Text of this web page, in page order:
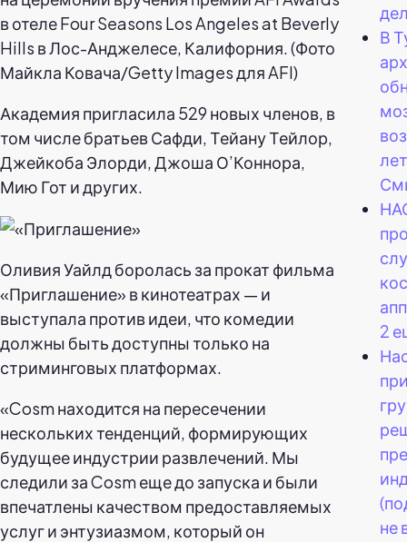
Академия пригласила 529 новых членов, в
том числе братьев Сафди, Тейану Тейлор,
Джейкоба Элорди, Джоша О’Коннора,
Мию Гот и других.
Оливия Уайлд боролась за прокат фильма
«Приглашение» в кинотеатрах — и
выступала против идеи, что комедии
должны быть доступны только на
стриминговых платформах.
«Cosm находится на пересечении
нескольких тенденций, формирующих
будущее индустрии развлечений. Мы
следили за Cosm еще до запуска и были
впечатлены качеством предоставляемых
услуг и энтузиазмом, который он
В
2
не